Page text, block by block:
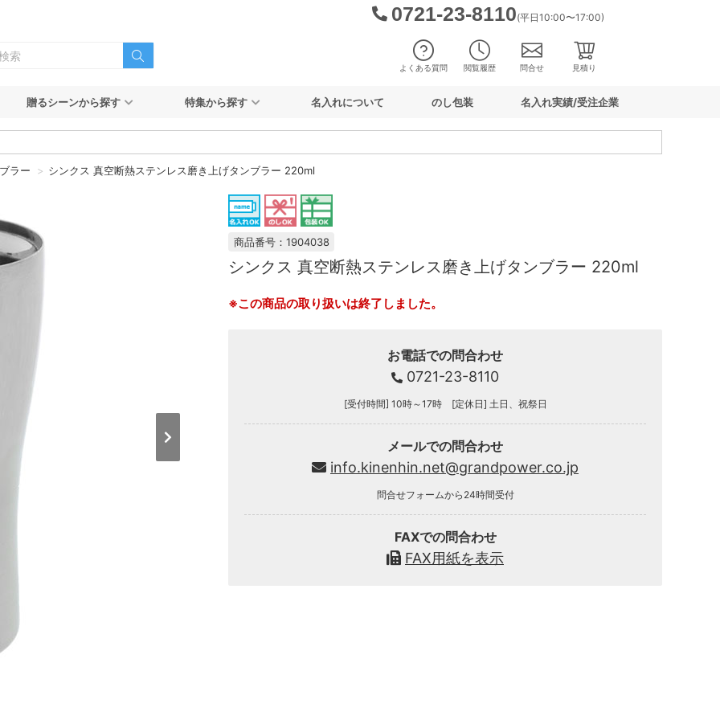
0721-23-8110(平日10:00〜17:00)
よくある質問 閲覧履歴 問合せ 見積り
贈るシーンから探す 特集から探す 名入れについて のし包装 名入れ実績/受注企業
ラー シンクス 真空断熱ステンレス磨き上げタンブラー 220ml
商品番号：1904038
シンクス 真空断熱ステンレス磨き上げタンブラー 220ml
※この商品の取り扱いは終了しました。
お電話での問合わせ
0721-23-8110
[受付時間] 10時～17時 [定休日] 土日、祝祭日
メールでの問合わせ
info.kinenhin.net@grandpower.co.jp
問合せフォームから24時間受付
FAXでの問合わせ
FAX用紙を表示